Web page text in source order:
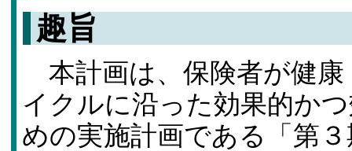
趣旨
本計画は、保険者が健康
イクルに沿った効果的か
めの実施計画である「第